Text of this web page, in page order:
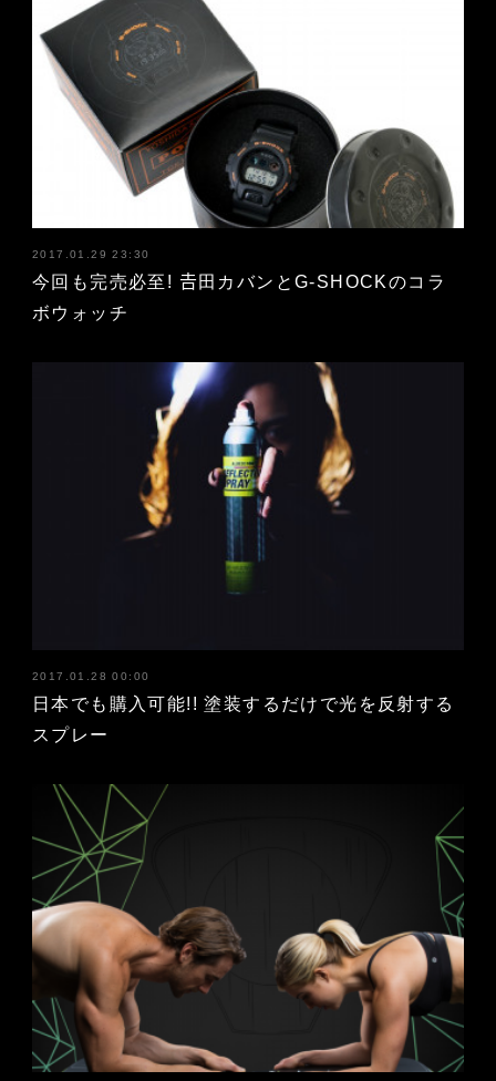
2017.01.29 23:30
今回も完売必至! 𠮷田カバンとG-SHOCKのコラ
ボウォッチ
2017.01.28 00:00
日本でも購入可能!! 塗装するだけで光を反射する
スプレー